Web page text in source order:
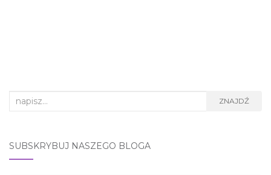
Search
ZNAJDŹ
SUBSKRYBUJ NASZEGO BLOGA